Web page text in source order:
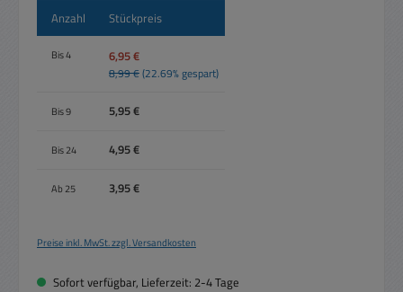
Anzahl Stückpreis
Bis4 6,95 €
8,99 €(22.69% gespart)
Bis9 5,95 €
Bis24 4,95 €
Ab 25 3,95 €
Preise inkl. MwSt. zzgl. Versandkosten
Sofort verfügbar, Lieferzeit: 2-4 Tage